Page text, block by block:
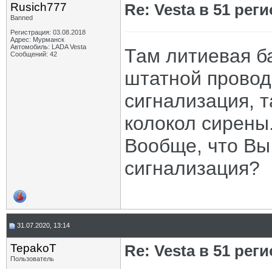
Rusich777
Banned
Регистрация: 03.08.2018
Адрес: Мурманск
Автомобиль: LADA Vesta
Сообщений: 42
Re: Vesta в 51
Там литиевая
штатной
сигнализация,
колокол
Вообще, что
сигнализация?
31.07.2020, 13:14
TepakoT
Пользователь
Re: Vesta в 51